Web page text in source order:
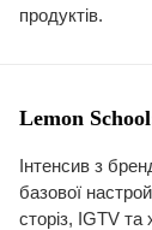
продуктів.
Lemon
Інтенсив з
базової
сторіз, IGTV